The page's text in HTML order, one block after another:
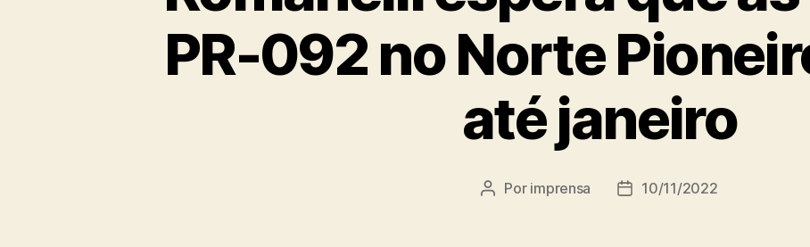
PR-092 no Norte
até janeiro
Autor
Por imprensa
Data10/11/2022